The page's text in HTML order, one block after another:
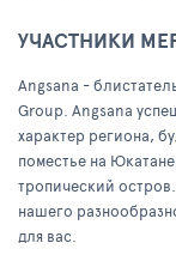
УЧАСТНИКИ
Angsana -
Group. Angsana
характер региона,
поместье на
тропический
нашего
для вас.